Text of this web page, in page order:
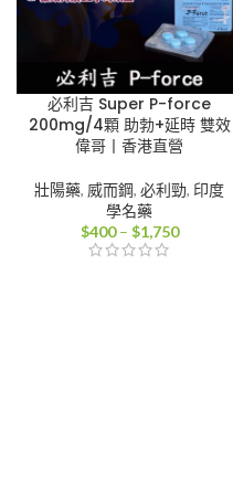
必利吉 Super P-force
200mg/4顆 助勃+延時 雙效
偉哥丨香港直營
壯陽藥, 威而鋼, 必利勁, 印度
學名藥
$400 – $1,750價